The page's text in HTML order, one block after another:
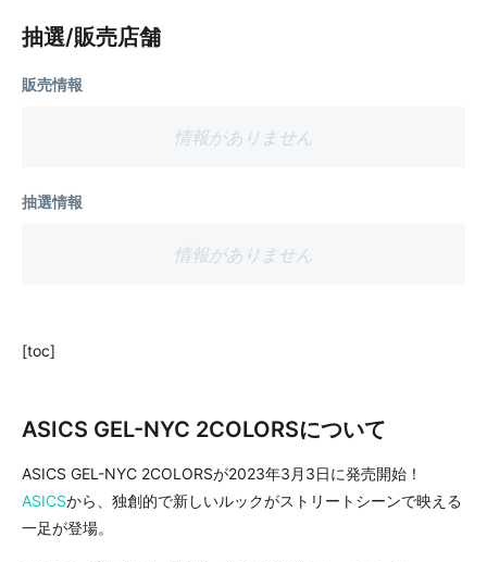
抽選/販売店舗
販売情報
情報がありません
抽選情報
情報がありません
[toc]
ASICS GEL-NYC 2COLORSについて
ASICS GEL-NYC 2COLORSが2023年3月3日に発売開始！
ASICSから、独創的で新しいルックがストリートシーンで映える
一足が登場。